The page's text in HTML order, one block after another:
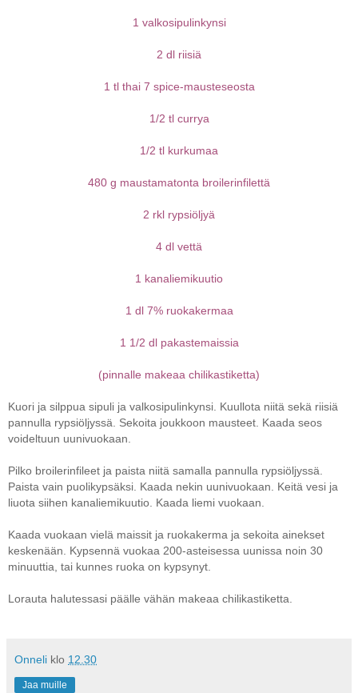
1 valkosipulinkynsi
2 dl riisiä
1 tl thai 7 spice-mausteseosta
1/2 tl currya
1/2 tl kurkumaa
480 g maustamatonta broilerinfilettä
2 rkl rypsiöljyä
4 dl vettä
1 kanaliemikuutio
1 dl 7% ruokakermaa
1 1/2 dl pakastemaissia
(pinnalle makeaa chilikastiketta)
Kuori ja silppua sipuli ja valkosipulinkynsi. Kuullota niitä sekä riisiä
pannulla rypsiöljyssä. Sekoita joukkoon mausteet. Kaada seos
voideltuun uunivuokaan.
Pilko broilerinfileet ja paista niitä samalla pannulla rypsiöljyssä.
Paista vain puolikypsäksi. Kaada nekin uunivuokaan. Keitä vesi ja
liuota siihen kanaliemikuutio. Kaada liemi vuokaan.
Kaada vuokaan vielä maissit ja ruokakerma ja sekoita ainekset
keskenään. Kypsennä vuokaa 200-asteisessa uunissa noin 30
minuuttia, tai kunnes ruoka on kypsynyt.
Lorauta halutessasi päälle vähän makeaa chilikastiketta.
Onneli klo 12.30
Jaa muille